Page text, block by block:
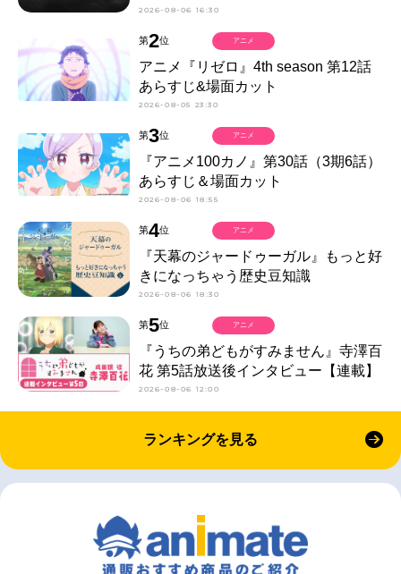
2026-08-06 16:30
第2位
アニメ『リゼロ』4th season 第12話
あらすじ&場面カット
2026-08-05 23:30
アニメ
第3位
『アニメ100カノ』第30話（3期6話）
あらすじ＆場面カット
2026-08-06 18:55
アニメ
第4位
『天幕のジャードゥーガル』もっと好
きになっちゃう歴史豆知識
2026-08-06 18:30
アニメ
第5位
『うちの弟どもがすみません』寺澤百
花 第5話放送後インタビュー【連載】
2026-08-06 12:00
アニメ
ランキングを見る